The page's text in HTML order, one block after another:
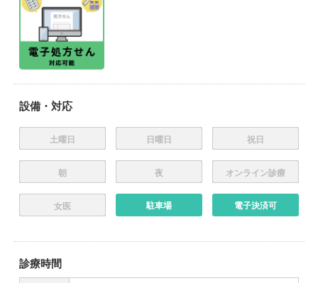
設備・対応
土曜日 日曜日 祝日
朝 夜 オンライン診療
女医 駐車場 電子決済可
診療時間